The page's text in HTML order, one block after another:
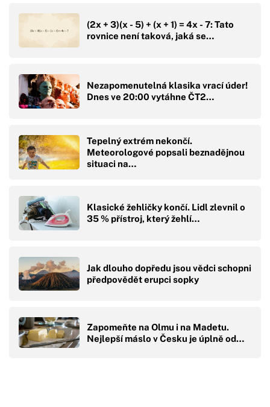
(2x + 3)(x - 5) + (x + 1) = 4x - 7: Tato
rovnice není taková, jaká se…
Nezapomenutelná klasika vrací úder!
Dnes ve 20:00 vytáhne ČT2…
Tepelný extrém nekončí.
Meteorologové popsali beznadějnou
situaci na…
Klasické žehličky končí. Lidl zlevnil o
35 % přístroj, který žehlí…
Jak dlouho dopředu jsou vědci schopni
předpovědět erupci sopky
Zapomeňte na Olmu i na Madetu.
Nejlepší máslo v Česku je úplně od…